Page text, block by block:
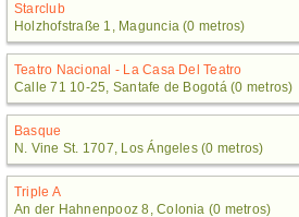
Starclub
Holzhofstraße 1, Maguncia (0 metros)
Teatro Nacional - La Casa Del Teatro
Calle 71 10-25, Santafe de Bogotá (0 metros)
Basque
N. Vine St. 1707, Los Ángeles (0 metros)
Triple A
An der Hahnenpooz 8, Colonia (0 metros)